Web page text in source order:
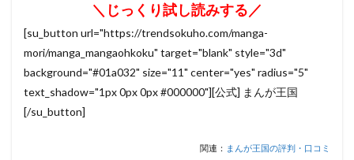
＼じっくり試し読みする／
[su_button url="https://trendsokuho.com/manga-
mori/manga_mangaohkoku" target="blank" style="3d"
background="#01a032" size="11" center="yes" radius="5"
text_shadow="1px 0px 0px #000000"][公式] まんが王国
[/su_button]
関連： まんが王国の評判・口コミ